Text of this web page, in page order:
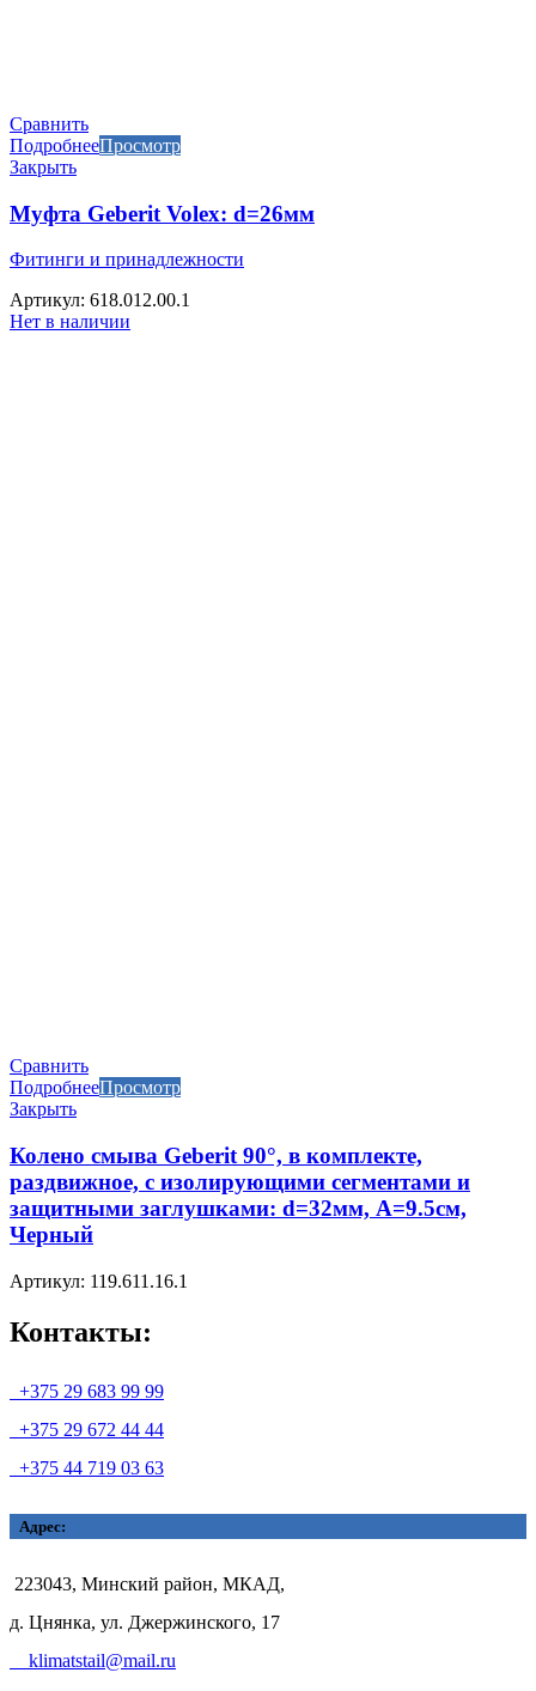
Сравнить
ПодробнееПросмотр
Закрыть
Муфта Geberit Volex: d=26мм
Фитинги и принадлежности
Артикул: 618.012.00.1
Нет в наличии
Сравнить
ПодробнееПросмотр
Закрыть
Колено смыва Geberit 90°, в комплекте,
раздвижное, с изолирующими сегментами и
защитными заглушками: d=32мм, A=9.5см,
Черный
Артикул: 119.611.16.1
Контакты:
+375 29 683 99 99
+375 29 672 44 44
+375 44 719 03 63
Адрес:
223043, Минский район, МКАД,
д. Цнянка, ул. Джержинского, 17
klimatstail@mail.ru